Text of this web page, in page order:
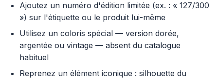
Ajoutez un numéro d'édition limitée (ex. : « 127/300
») sur l'étiquette ou le produit lui-même
Utilisez un coloris spécial — version dorée,
argentée ou vintage — absent du catalogue
habituel
Reprenez un élément iconique : silhouette du